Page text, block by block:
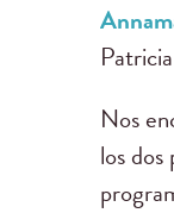
Nos
los